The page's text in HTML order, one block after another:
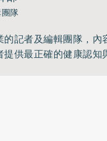
隊
的記者及編輯團隊，
供最正確的健康認知